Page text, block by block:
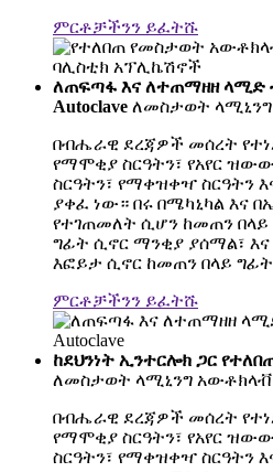
ምርቶቻችንን ይፈትሹ
ለጠፍጣፋ እና ለተጠማዘዘ ላሚድ
Autoclave ለመስታወት
በብሔራዊ ደረጃዎች መሰረት
የማሞቂያ ስርዓትን፣ የአየር
ስርዓትን፣ የማቀዝቀዣ ስርዓትን
ያቀፈ ነው። በሩ በሜካኒካል እና
የተገጠመለት ሲሆን ከመጠን
ግፊት ሲኖር ማንቂያ ያሰማል፣
እፎይታ ሲኖር ከመጠን በላይ
ምርቶቻችንን ይፈትሹ
ከደህንነት ኢንተርሎክ ጋር
ለመስታወት ላሚኒንግ አውቶክላቭ
በብሔራዊ ደረጃዎች መሰረት
የማሞቂያ ስርዓትን፣ የአየር
ስርዓትን፣ የማቀዝቀዣ ስርዓትን